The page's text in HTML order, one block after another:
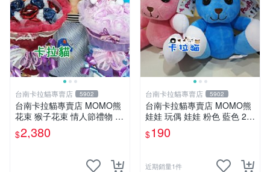
台南卡拉貓專賣店 5902
台南卡拉貓專賣店 MOMO熊
花束 猴子花束 情人節禮物 二
選一 可繡字 可今天寄明天到
$2,380
台南卡拉貓專賣店 5902
台南卡拉貓專賣店 MOMO熊
娃娃 玩偶 娃娃 粉色 藍色 2色
分售
$190
近期銷量1件